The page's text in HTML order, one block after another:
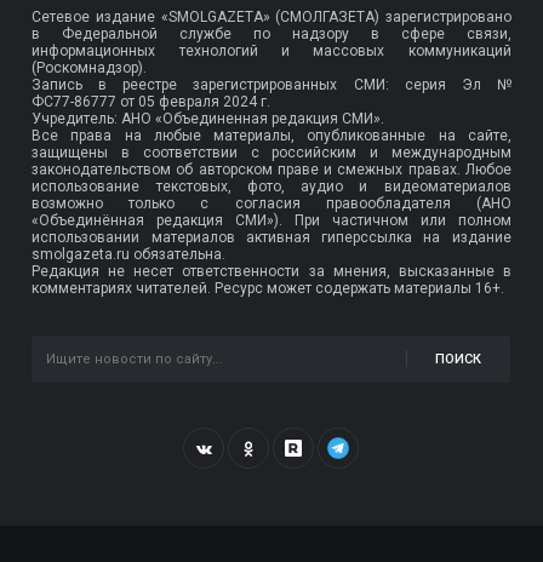
Сетевое издание «SMOLGAZETA» (СМОЛГАЗЕТА) зарегистрировано
в Федеральной службе по надзору в сфере связи,
информационных технологий и массовых коммуникаций
(Роскомнадзор).
Запись в реестре зарегистрированных СМИ: серия Эл №
ФС77-86777 от 05 февраля 2024 г.
Учредитель: АНО «Объединенная редакция СМИ».
Все права на любые материалы, опубликованные на сайте,
защищены в соответствии с российским и международным
законодательством об авторском праве и смежных правах. Любое
использование текстовых, фото, аудио и видеоматериалов
возможно только с согласия правообладателя (АНО
«Объединённая редакция СМИ»). При частичном или полном
использовании материалов активная гиперссылка на издание
smolgazeta.ru обязательна.
Редакция не несет ответственности за мнения, высказанные в
комментариях читателей. Ресурс может содержать материалы 16+.
ПОИСК